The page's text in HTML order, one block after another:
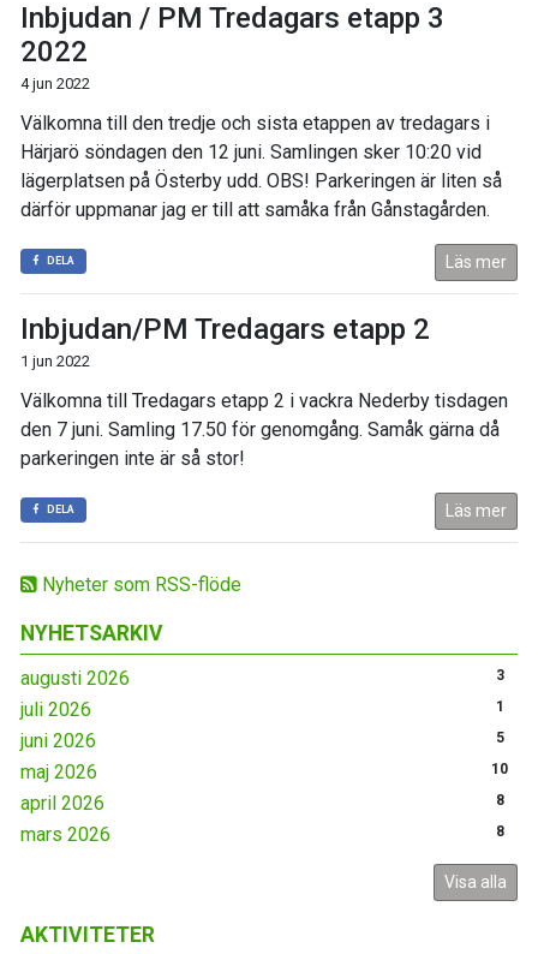
Nyheter som RSS-flöde
NYHETSARKIV
augusti 2026 3
juli 2026 1
juni 2026 5
maj 2026 10
april 2026 8
mars 2026 8
Visa alla
AKTIVITETER
Inbjudan / PM Tredagars etapp 3
2022
4 jun 2022
Välkomna till den tredje och sista etappen av tredagars i
Härjarö söndagen den 12 juni. Samlingen sker 10:20 vid
lägerplatsen på Österby udd. OBS! Parkeringen är liten så
därför uppmanar jag er till att samåka från Gånstagården.
DELA Läs mer
Inbjudan/PM Tredagars etapp 2
1 jun 2022
Välkomna till Tredagars etapp 2 i vackra Nederby tisdagen
den 7 juni. Samling 17.50 för genomgång. Samåk gärna då
parkeringen inte är så stor!
DELA Läs mer